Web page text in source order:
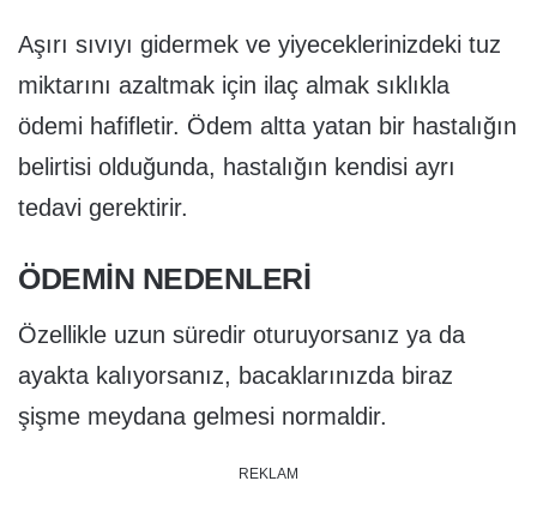
Aşırı sıvıyı gidermek ve yiyeceklerinizdeki tuz
miktarını azaltmak için ilaç almak sıklıkla
ödemi hafifletir. Ödem altta yatan bir hastalığın
belirtisi olduğunda, hastalığın kendisi ayrı
tedavi gerektirir.
ÖDEMIN NEDENLERI
Özellikle uzun süredir oturuyorsanız ya da
ayakta kalıyorsanız, bacaklarınızda biraz
şişme meydana gelmesi normaldir.
REKLAM